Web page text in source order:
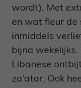
wordt). Met
en wat fleur de
inmiddels
bijna wekelijks.
Libanese
za’atar. Ook